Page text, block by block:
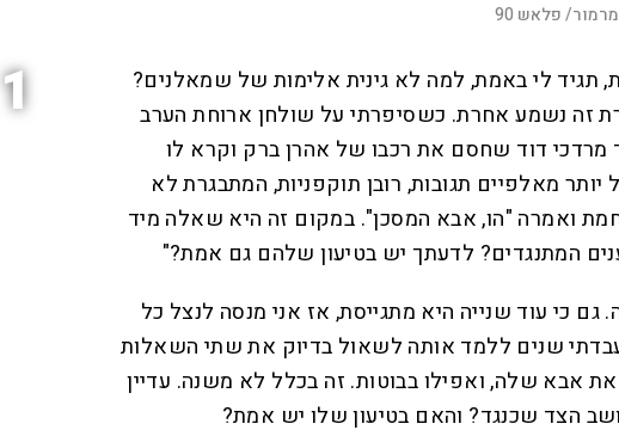
פלאש 90
תגיד לי באמת, למה לא גינית אלימות של שמאלנים?
זה נשמע אחרת. כשסיפרתי על שולחן ארוחת הערב
דוד שחסם את רכבו של אהרן ברק וקרא לו
מאלפיים תגובות, רובן תוקפניות, המתבגרת לא
ואמרה "הו, אבא המסכן". במקום זה היא שאלה מיד
המתנגדים? לדעתך יש בטיעון שלהם גם אמת?"
כי עוד שנייה היא מתגייסת, אז אני מנסה לנצל כל
שנים ללמד אותה לשאול בדיוק את שתי השאלות
אבא שלה, ואפילו בבוטות. זה בכלל לא משנה. עדיין
הצד שכנגד? והאם בטיעון שלו יש אמת?
1